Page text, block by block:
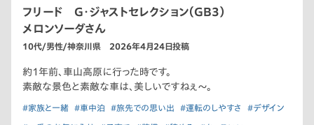
フリード G・ジャストセレクション（GB3）
メロンソーダさん
10代/男性/神奈川県 2026年4月24日投稿
約1年前、車山高原に行った時です。
素敵な景色と素敵な車は、美しいですねぇ〜。
#家族と一緒 #車中泊 #旅先での思い出 #運転のしやすさ #デザイン